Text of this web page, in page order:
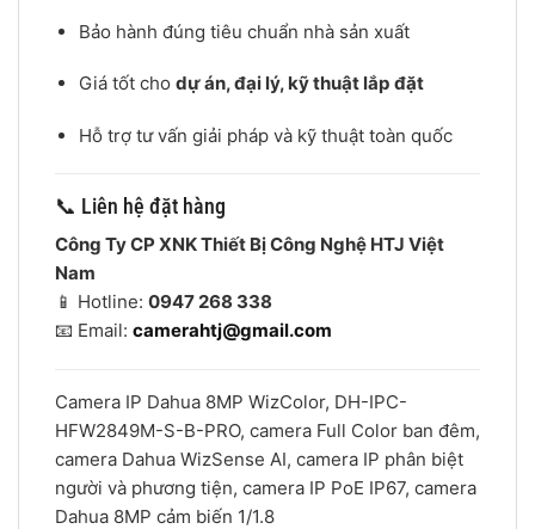
Bảo hành đúng tiêu chuẩn nhà sản xuất
Giá tốt cho dự án, đại lý, kỹ thuật lắp đặt
Hỗ trợ tư vấn giải pháp và kỹ thuật toàn quốc
📞 Liên hệ đặt hàng
Công Ty CP XNK Thiết Bị Công Nghệ HTJ Việt
Nam
📱 Hotline: 0947 268 338
📧 Email: camerahtj@gmail.com
Camera IP Dahua 8MP WizColor, DH-IPC-
HFW2849M-S-B-PRO, camera Full Color ban đêm,
camera Dahua WizSense AI, camera IP phân biệt
người và phương tiện, camera IP PoE IP67, camera
Dahua 8MP cảm biến 1/1.8